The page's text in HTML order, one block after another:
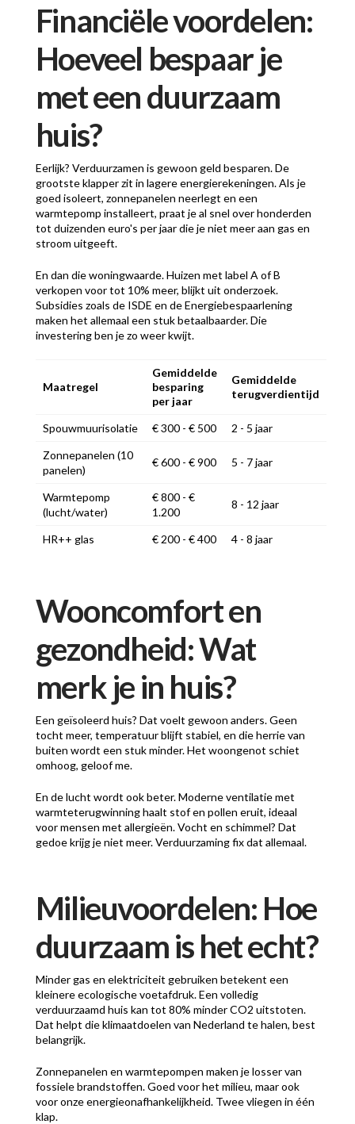
Financiële voordelen:
Hoeveel bespaar je
met een duurzaam
huis?
Eerlijk? Verduurzamen is gewoon geld besparen. De
grootste klapper zit in lagere energierekeningen. Als je
goed isoleert, zonnepanelen neerlegt en een
warmtepomp installeert, praat je al snel over honderden
tot duizenden euro's per jaar die je niet meer aan gas en
stroom uitgeeft.
En dan die woningwaarde. Huizen met label A of B
verkopen voor tot 10% meer, blijkt uit onderzoek.
Subsidies zoals de ISDE en de Energiebespaarlening
maken het allemaal een stuk betaalbaarder. Die
investering ben je zo weer kwijt.
Maatregel
Gemiddelde
besparing
per jaar
Gemiddelde
terugverdientijd
Spouwmuurisolatie € 300 - € 500
2 - 5 jaar
Zonnepanelen (10
panelen)
€ 600 - € 900 5 - 7 jaar
Warmtepomp
(lucht/water)
€ 800 - €
1.200
8 - 12 jaar
HR++ glas € 200 - € 400 4 - 8 jaar
Wooncomfort en
gezondheid: Wat
merk je in huis?
Een geïsoleerd huis? Dat voelt gewoon anders. Geen
tocht meer, temperatuur blijft stabiel, en die herrie van
buiten wordt een stuk minder. Het woongenot schiet
omhoog, geloof me.
En de lucht wordt ook beter. Moderne ventilatie met
warmteterugwinning haalt stof en pollen eruit, ideaal
voor mensen met allergieën. Vocht en schimmel? Dat
gedoe krijg je niet meer. Verduurzaming fix dat allemaal.
Milieuvoordelen: Hoe
duurzaam is het echt?
Minder gas en elektriciteit gebruiken betekent een
kleinere ecologische voetafdruk. Een volledig
verduurzaamd huis kan tot 80% minder CO2 uitstoten.
Dat helpt die klimaatdoelen van Nederland te halen, best
belangrijk.
Zonnepanelen en warmtepompen maken je losser van
fossiele brandstoffen. Goed voor het milieu, maar ook
voor onze energieonafhankelijkheid. Twee vliegen in één
klap.